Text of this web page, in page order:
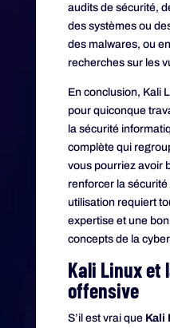
audits de sécurité,
des systèmes ou
des malwares, ou
recherches sur les
En conclusion, Kali
pour quiconque
la sécurité
complète qui
vous pourriez avoir
renforcer la
utilisation requiert
expertise et une
concepts de la
Kali Linux et
offensive
S’il est vrai que Kali